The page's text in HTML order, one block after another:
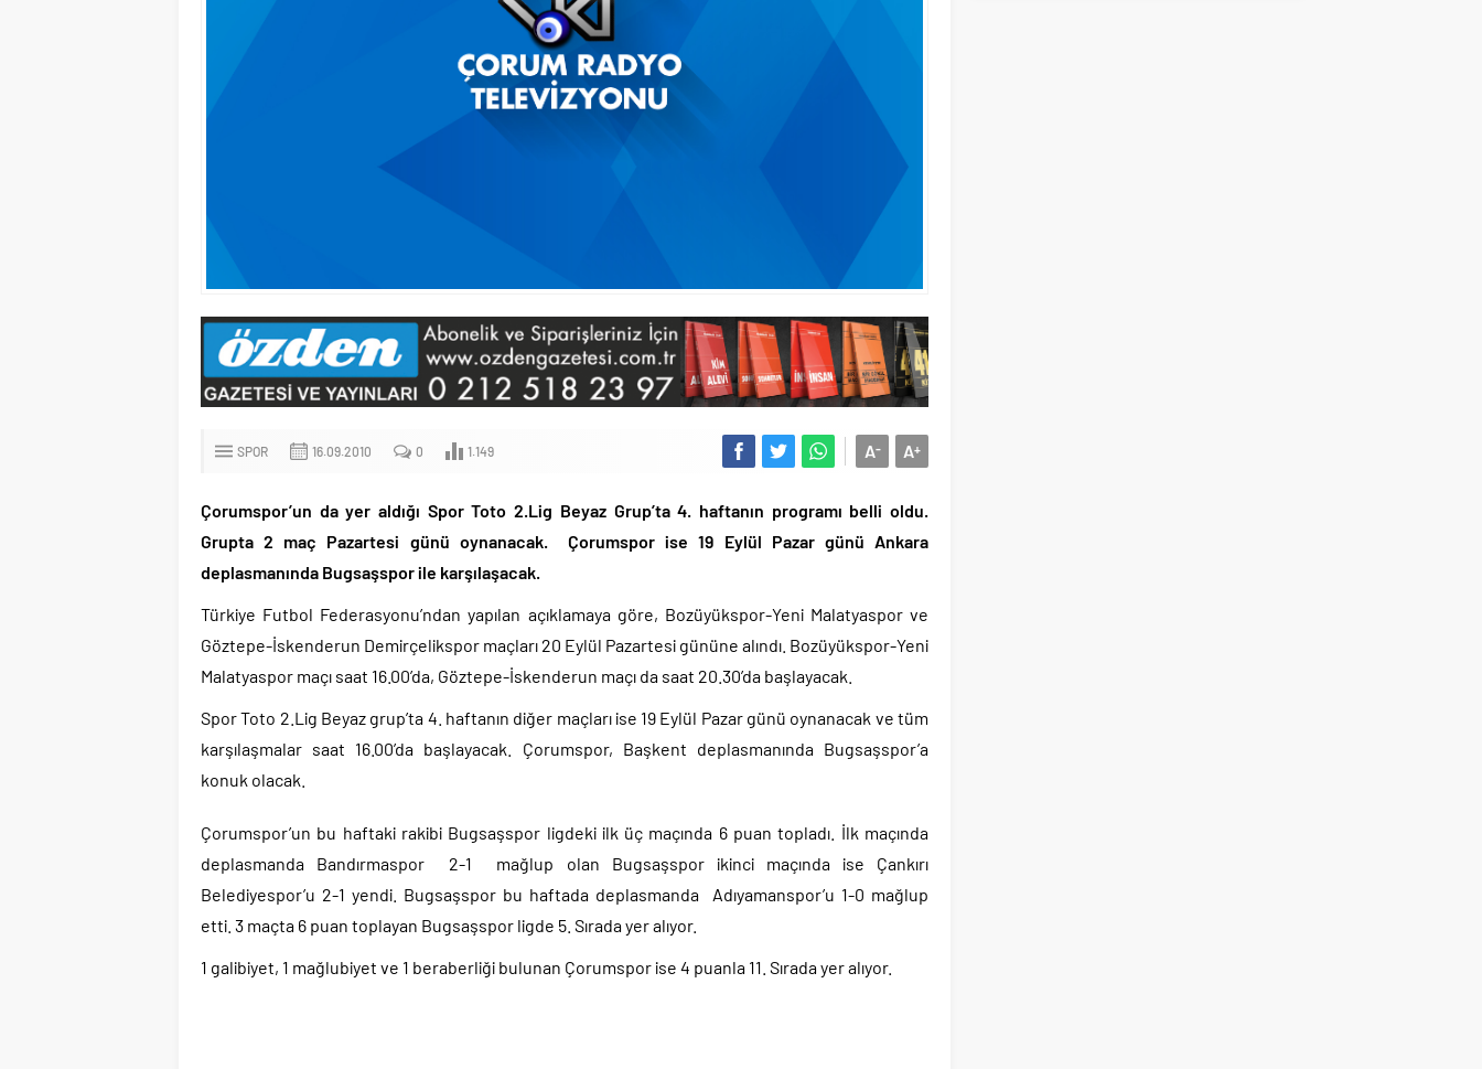
SPOR 16.09.2010 0 1.149 A+
A-
Çorumspor’un da yer aldığı Spor Toto 2.Lig Beyaz Grup’ta 4. haftanın programı belli oldu.
Grupta 2 maç Pazartesi günü oynanacak. Çorumspor ise 19 Eylül Pazar günü Ankara
deplasmanında Bugsaşspor ile karşılaşacak.
Türkiye Futbol Federasyonu’ndan yapılan açıklamaya göre, Bozüyükspor-Yeni Malatyaspor ve
Göztepe-İskenderun Demirçelikspor maçları 20 Eylül Pazartesi gününe alındı. Bozüyükspor-Yeni
Malatyaspor maçı saat 16.00’da, Göztepe-İskenderun maçı da saat 20.30’da başlayacak.
Spor Toto 2.Lig Beyaz grup’ta 4. haftanın diğer maçları ise 19 Eylül Pazar günü oynanacak ve tüm
karşılaşmalar saat 16.00’da başlayacak. Çorumspor, Başkent deplasmanında Bugsaşspor’a
konuk olacak.
Çorumspor’un bu haftaki rakibi Bugsaşspor ligdeki ilk üç maçında 6 puan topladı. İlk maçında
deplasmanda Bandırmaspor 2-1 mağlup olan Bugsaşspor ikinci maçında ise Çankırı
Belediyespor’u 2-1 yendi. Bugsaşspor bu haftada deplasmanda Adıyamanspor’u 1-0 mağlup
etti. 3 maçta 6 puan toplayan Bugsaşspor ligde 5. Sırada yer alıyor.
1 galibiyet, 1 mağlubiyet ve 1 beraberliği bulunan Çorumspor ise 4 puanla 11. Sırada yer alıyor.